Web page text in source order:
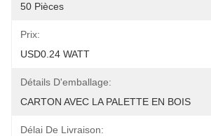
50 Pièces
Prix:
USD0.24 WATT
Détails D'emballage:
CARTON AVEC LA PALETTE EN BOIS
Délai De Livraison: